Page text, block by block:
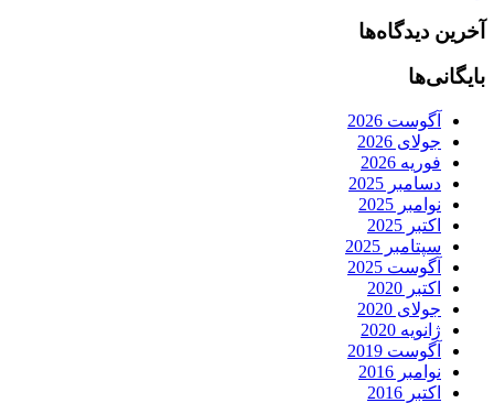
آخرین دیدگاه‌ها
بایگانی‌ها
آگوست 2026
جولای 2026
فوریه 2026
دسامبر 2025
نوامبر 2025
اکتبر 2025
سپتامبر 2025
آگوست 2025
اکتبر 2020
جولای 2020
ژانویه 2020
آگوست 2019
نوامبر 2016
اکتبر 2016